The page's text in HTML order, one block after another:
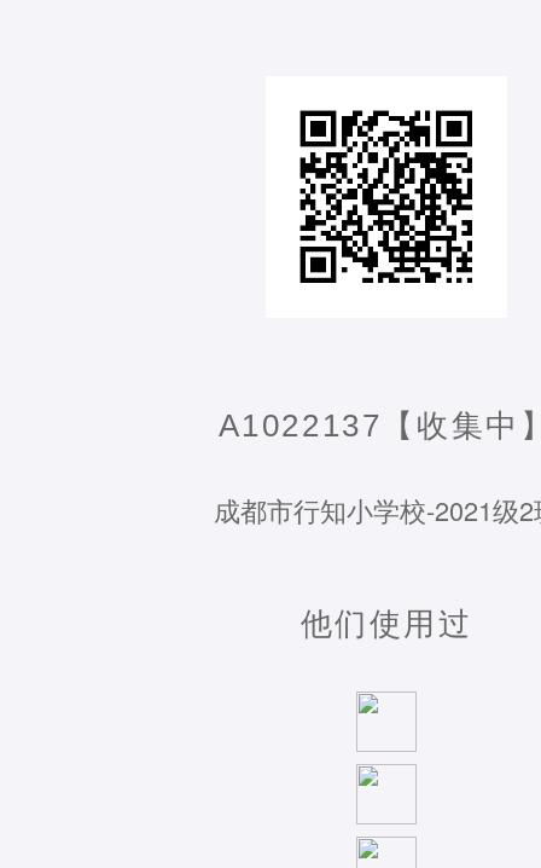
A1022137【收集中
成都市行知小学校-2021级2
他们使用过